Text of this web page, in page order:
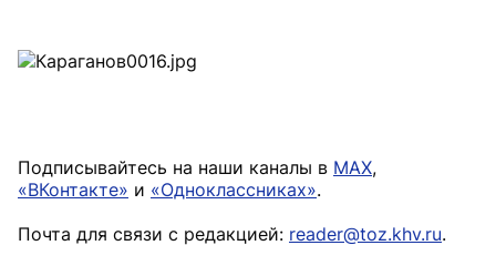
Подписывайтесь на наши каналы в MAX,
«ВКонтакте» и «Одноклассниках».
Почта для связи с редакцией: reader@toz.khv.ru.